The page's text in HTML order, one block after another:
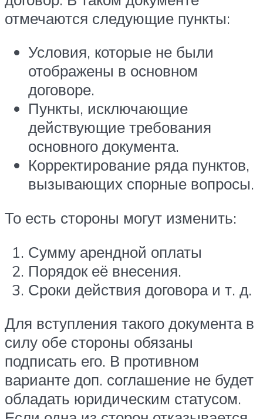
отмечаются следующие пункты:
Условия, которые не были
отображены в основном
договоре.
Пункты, исключающие
действующие требования
основного документа.
Корректирование ряда пунктов,
вызывающих спорные вопросы.
То есть стороны могут изменить:
Сумму арендной оплаты
Порядок её внесения.
Сроки действия договора и т. д.
Для вступления такого документа в
силу обе стороны обязаны
подписать его. В противном
варианте доп. соглашение не будет
обладать юридическим статусом.